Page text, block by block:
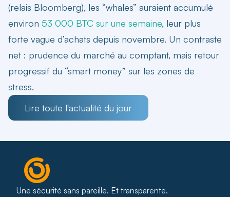
(relais Bloomberg), les “whales” auraient accumulé
environ 53 000 BTC sur une semaine, leur plus
forte vague d’achats depuis novembre. Un contraste
net : prudence du marché au comptant, mais retour
progressif du “smart money” sur les zones de
stress.
Lire toute l'actualité du jour
Une sécurité sans pareille. Et transparente.